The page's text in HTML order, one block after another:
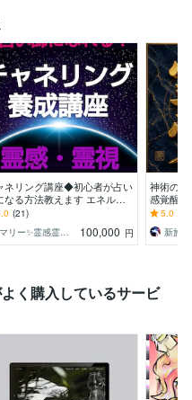
ネリング講座◆初心者が占い
なる方法教えます エネルギ
授◆すぐに占い師としてデビ
できます☆ミ
(21)
100,000 円
神術の
感覚醒
感を求
者』が
5.0
く購入しているサービ